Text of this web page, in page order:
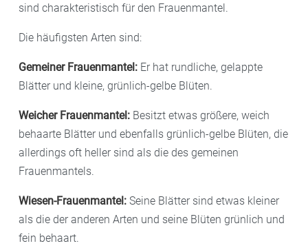
sind charakteristisch für den Frauenmantel.
Die häufigsten Arten sind:
Gemeiner Frauenmantel: Er hat rundliche, gelappte
Blätter und kleine, grünlich-gelbe Blüten.
Weicher Frauenmantel: Besitzt etwas größere, weich
behaarte Blätter und ebenfalls grünlich-gelbe Blüten, die
allerdings oft heller sind als die des gemeinen
Frauenmantels.
Wiesen-Frauenmantel: Seine Blätter sind etwas kleiner
als die der anderen Arten und seine Blüten grünlich und
fein behaart.